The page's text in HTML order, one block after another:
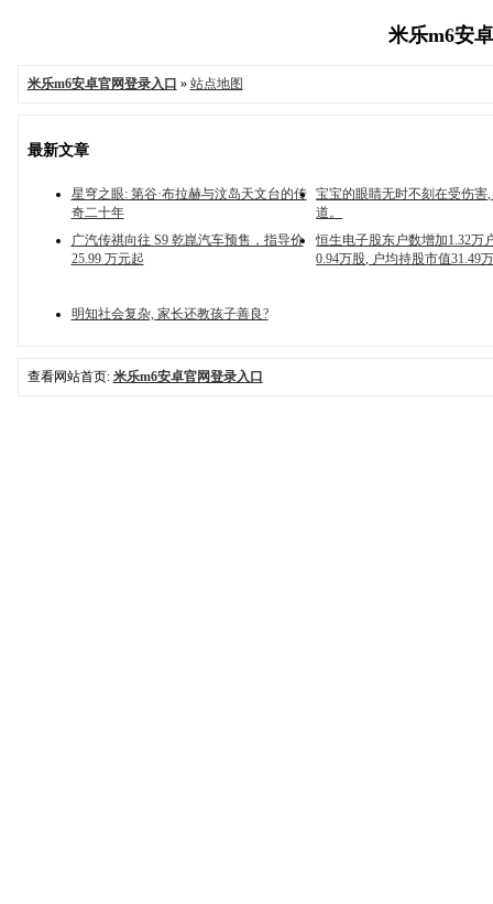
米乐m6安
米乐m6安卓官网登录入口 » 站点地图
最新文章
星穹之眼: 第谷·布拉赫与汶岛天文台的传
奇二十年
宝宝的眼睛无时不刻在受伤害
道。
广汽传祺向往 S9 乾崑汽车预售，指导价
25.99 万元起
恒生电子股东户数增加1.32万
0.94万股, 户均持股市值31.49
明知社会复杂, 家长还教孩子善良?
查看网站首页: 米乐m6安卓官网登录入口